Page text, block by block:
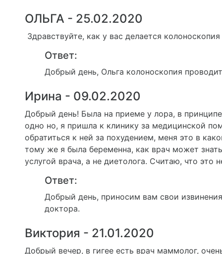
ОЛЬГА - 25.02.2020
Здравствуйте, как у вас делается
Ответ:
Добрый день, Ольга колоноскопия
Ирина - 09.02.2020
Добрый день! Была на приеме у лора, в
одно но, я пришла к клинику за медицинской
обратиться к ней за похудением, меня это в
тому же я была беременна, как врач может
услугой врача, а не диетолога. Считаю, что это
Ответ:
Добрый день, приносим вам свои
доктора.
Виктория - 21.01.2020
Добрый вечер, в гигее есть врач маммолог,